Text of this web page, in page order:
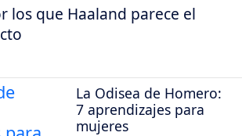
los que Haaland parece el
La Odisea de Homero:
7 aprendizajes para
mujeres